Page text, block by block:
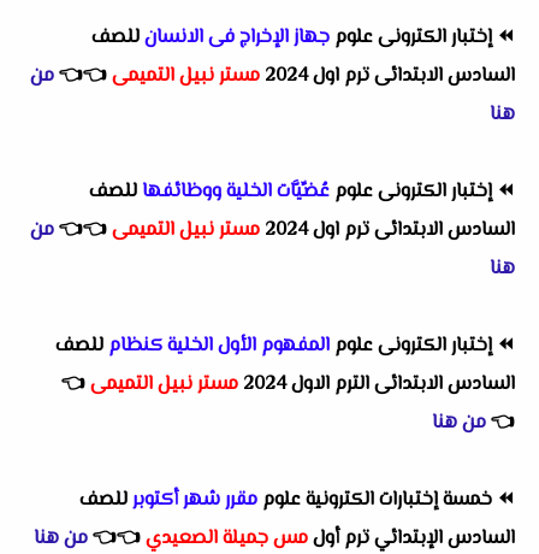
⏪إختبار الكترونى علوم جهاز الإخراج فى الانسانللصف
السادس الابتدائى ترم اول 2024
مستر نبيل التميمى👈
👈من
هنا
⏪إختبار الكترونى علوم عُضِّيَّات الخلية ووظائفهاللصف
السادس الابتدائى ترم اول 2024
مستر نبيل التميمى👈
👈من
هنا
⏪إختبار الكترونى علوم المفهوم الأول الخلية كنظام للصف
السادس الابتدائى الترم الاول 2024
مستر نبيل التميمى👈
👈من هنا
⏪ خمسة إختبارات الكترونية علوم مقرر شهر أكتوبرللصف
السادس الإبتدائي ترم أولمس جميلة الصعيدي👈
👈من هنا